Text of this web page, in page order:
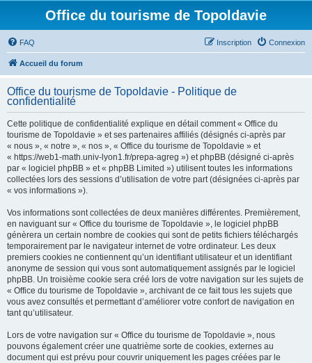
Office du tourisme de Topoldavie
FAQ Connexion
Inscription
Accueil du forum
Office du tourisme de Topoldavie - Politique de
confidentialité
Cette politique de confidentialité explique en détail comment « Office du
tourisme de Topoldavie » et ses partenaires affiliés (désignés ci-après par
« nous », « notre », « nos », « Office du tourisme de Topoldavie » et
« https://web1-math.univ-lyon1.fr/prepa-agreg ») et phpBB (désigné ci-après
par « logiciel phpBB » et « phpBB Limited ») utilisent toutes les informations
collectées lors des sessions d’utilisation de votre part (désignées ci-après par
« vos informations »).
Vos informations sont collectées de deux manières différentes. Premièrement,
en naviguant sur « Office du tourisme de Topoldavie », le logiciel phpBB
génèrera un certain nombre de cookies qui sont de petits fichiers téléchargés
temporairement par le navigateur internet de votre ordinateur. Les deux
premiers cookies ne contiennent qu’un identifiant utilisateur et un identifiant
anonyme de session qui vous sont automatiquement assignés par le logiciel
phpBB. Un troisième cookie sera créé lors de votre navigation sur les sujets de
« Office du tourisme de Topoldavie », archivant de ce fait tous les sujets que
vous avez consultés et permettant d’améliorer votre confort de navigation en
tant qu’utilisateur.
Lors de votre navigation sur « Office du tourisme de Topoldavie », nous
pouvons également créer une quatrième sorte de cookies, externes au
document qui est prévu pour couvrir uniquement les pages créées par le